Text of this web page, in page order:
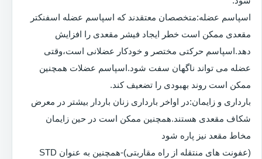
اسپاسم عضله:متخصصان معتقدند که اسپاسم عضله اسفنکتر
مقعدی ممکن است خطر ایجاد فیشر مقعدی را افزایش
دهد.اسپاسم حرکتی مختصر و خودکار عضلانی است،وقتی
عضله می تواند ناگهان سفت شود.اسپاسم عضلات همچنین
ممکن است روند بهبودی را تضعیف کند.
بارداری و زایمان:در اواخر بارداری زنان باردار بیشتر در معرض
شکاف مقعدی هستند.همچنین ممکن است در حین زایمان
مخاط مقعد نیز پاره شود
(عفونت های منتقله از راه مقاربتی)-همچنین به عنوان STD